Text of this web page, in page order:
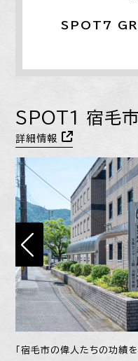
SPOT7
SPOT1 宿毛
詳細情報
「宿毛市の偉人たちの功績を